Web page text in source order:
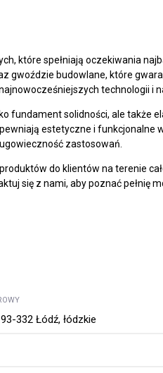
które spełniają oczekiwania
gwoździe budowlane, które
technologii i
fundament solidności, ale także
estetyczne i funkcjonalne
zastosowań.
do klientów na terenie
się z nami, aby poznać pełnię
332 Łódź, łódzkie